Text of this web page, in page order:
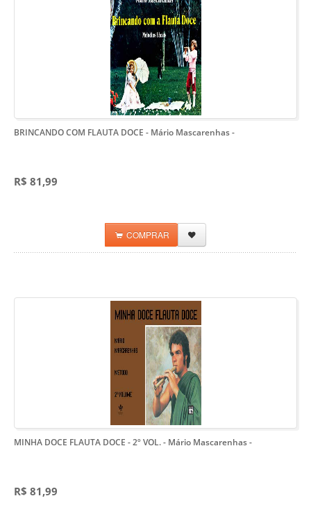
BRINCANDO COM FLAUTA DOCE - Mário Mascarenhas-
R$ 81,99
COMPRAR
MINHA DOCE FLAUTA DOCE - 2º VOL. - Mário Mascarenhas-
R$ 81,99